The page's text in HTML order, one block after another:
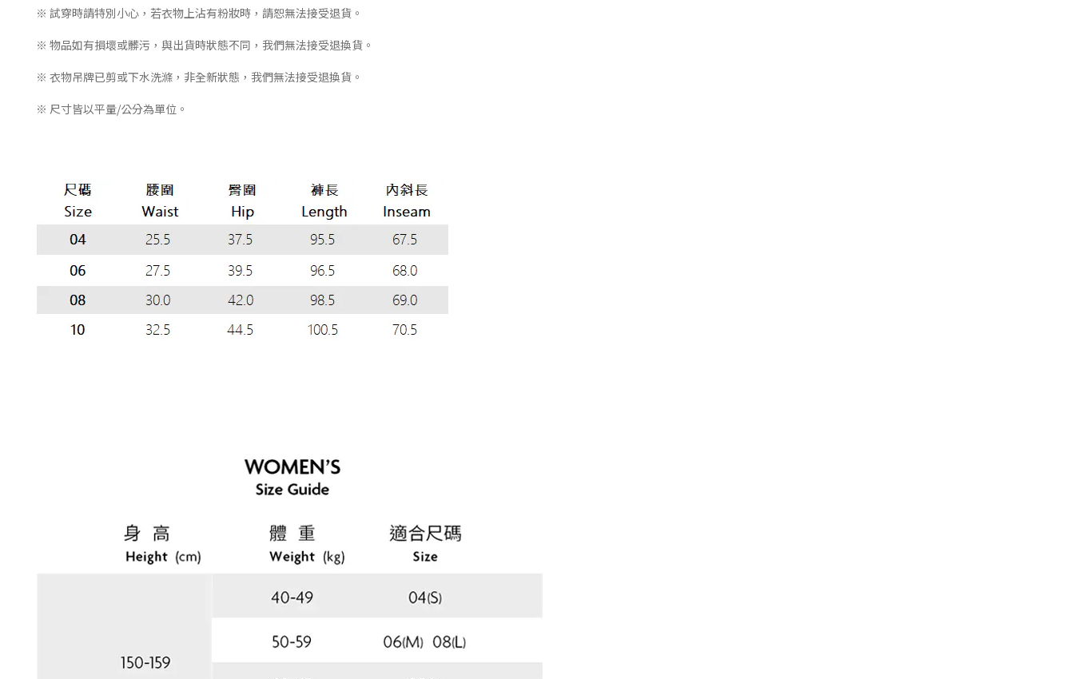
※ 試穿時請特別小心，若衣物上沾有粉妝時，請恕無法接受退貨。
※ 物品如有損壞或髒污，與出貨時狀態不同，我們無法接受退換貨。
※ 衣物吊牌已剪或下水洗滌，非全新狀態，我們無法接受退換貨。
※ 尺寸皆以平量/公分為單位。